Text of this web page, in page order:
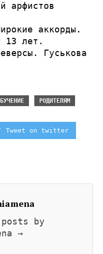
арфистов
аккорды.
13 лет.
Гуськова
РОДИТЕЛЯМ
Tweet on twitter
by
→